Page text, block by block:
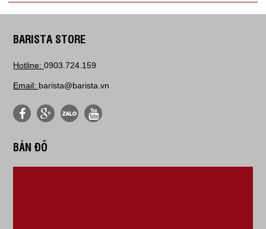
BARISTA STORE
Hotline: 0903.724.159
Email: barista@barista.vn
BẢN ĐỒ